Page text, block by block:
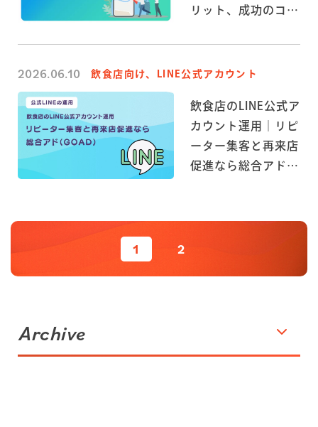
リット、成功のコツ
2026.06.10 飲食店向け、LINE公式アカウント
飲食店のLINE公式ア
カウント運用｜リピ
ーター集客と再来店
促進なら総合アド
1 2
Archive